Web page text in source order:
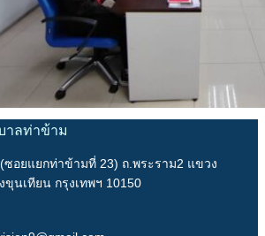
าลท่าข้าม
อยแยกท่าข้ามที่ 23) ถ.พระราม2 แขวง
ขุนเทียน กรุงเทพฯ 10150